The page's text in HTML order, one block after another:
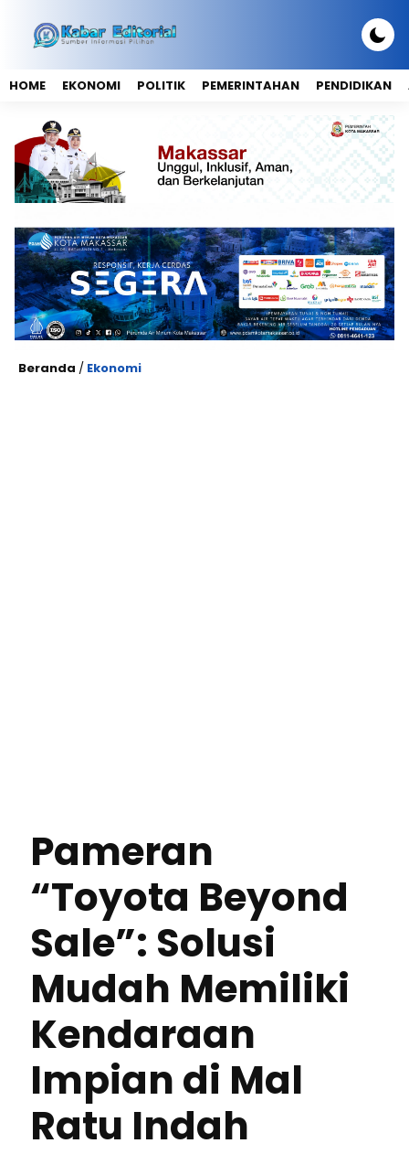
HOME EKONOMI POLITIK PEMERINTAHAN PENDIDIKAN
Beranda / Ekonomi
Pameran
“Toyota Beyond
Sale”: Solusi
Mudah Memiliki
Kendaraan
Impian di Mal
Ratu Indah